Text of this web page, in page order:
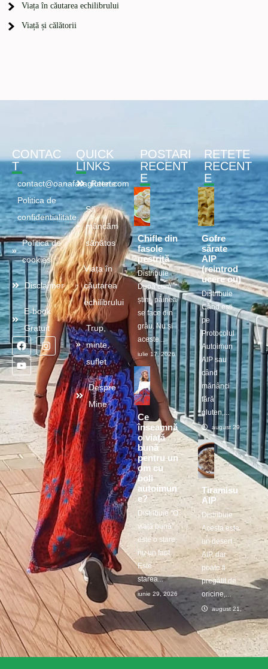
Viața în căutarea echilibrului
Viață și călătorii
CONTAC
T
contact@oanafaragluten.com
Politica de
confidentialitate
Politica de
cookies
Disclaimer
E-book
Gratuit
QUICK
LINKS
Retete
Să
mâncăm
sănătos
Viața în
căutarea
echilibrului
Trup,
minte,
suflet
Despre
Mine
POSTARI
RECENT
E
Chifle din
fasole
pestriță
Distribuie
După cum
știm, pâinea
se face din
grâu. Nu și
aceste...
iulie 17, 2026
Ce
înseamnă
o viață
bună
pentru un
om cu
boli
autoimun
e?
Distribuie ”O
viață bună”
este o stare,
nu un fapt.
Este
starea...
iunie 29, 2026
RETETE
RECENT
E
Gofre
sărate
AIP
(reintrod
ucere ou)
Distribuie
Când ești
pe
Protocolul
Autoimun
AIP sau
când
mănânci
fără
gluten,...
august 29, 2025
Tiramisu
AIP
Distribuie
Acesta este
un desert
AIP, dar
poate fi
pregătit de
oricine,...
august 21, 2025